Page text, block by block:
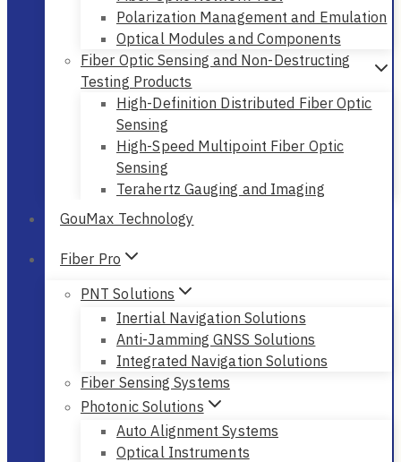
Polarization Management and Emulation
Optical Modules and Components
Fiber Optic Sensing and Non-Destructing
Testing Products
High-Definition Distributed Fiber Optic
Sensing
High-Speed Multipoint Fiber Optic
Sensing
Terahertz Gauging and Imaging
GouMax Technology
Fiber Pro
PNT Solutions
Inertial Navigation Solutions
Anti-Jamming GNSS Solutions
Integrated Navigation Solutions
Fiber Sensing Systems
Photonic Solutions
Auto Alignment Systems
Optical Instruments